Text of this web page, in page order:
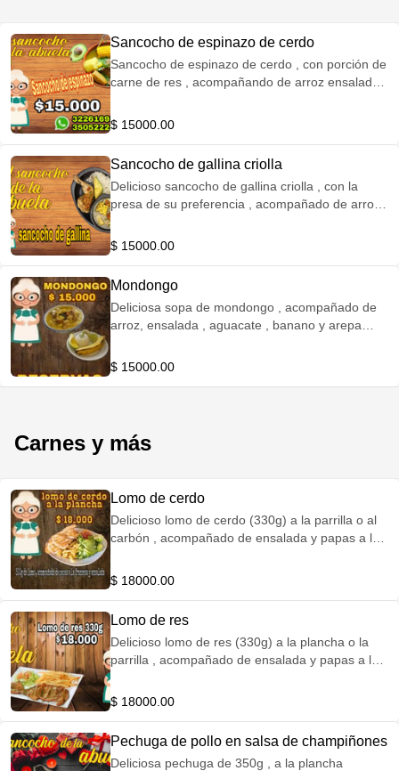
Sancocho de espinazo de cerdo
Sancocho de espinazo de cerdo , con porción de
carne de res , acompañando de arroz ensalada ,
TRADICIONAL EN LEÑA
$ 15000.00
Sancocho de gallina criolla
Delicioso sancocho de gallina criolla , con la
presa de su preferencia , acompañado de arroz ,
FORMA TRADICIONAL EN LEÑA
$ 15000.00
Mondongo
Deliciosa sopa de mondongo , acompañado de
arroz, ensalada , aguacate , banano y arepa
LEÑA
$ 15000.00
Carnes y más
Lomo de cerdo
Delicioso lomo de cerdo (330g) a la parrilla o al
carbón , acompañado de ensalada y papas a la
$ 18000.00
Lomo de res
Delicioso lomo de res (330g) a la plancha o la
parrilla , acompañado de ensalada y papas a la
$ 18000.00
Pechuga de pollo en salsa de champiñones
Deliciosa pechuga de 350g , a la plancha